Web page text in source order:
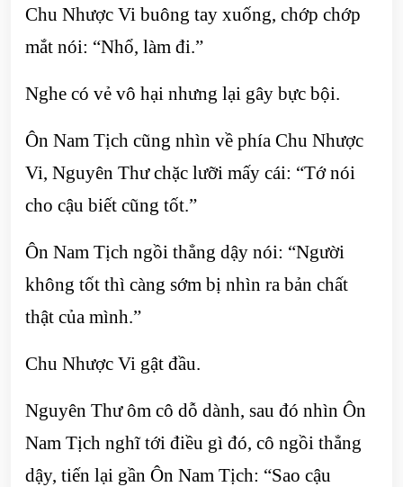
Chu Nhược Vi buông tay xuống, chớp chớp
mắt nói: “Nhổ, làm đi.”
Nghe có vẻ vô hại nhưng lại gây bực bội.
Ôn Nam Tịch cũng nhìn về phía Chu Nhược
Vi, Nguyên Thư chặc lưỡi mấy cái: “Tớ nói
cho cậu biết cũng tốt.”
Ôn Nam Tịch ngồi thẳng dậy nói: “Người
không tốt thì càng sớm bị nhìn ra bản chất
thật của mình.”
Chu Nhược Vi gật đầu.
Nguyên Thư ôm cô dỗ dành, sau đó nhìn Ôn
Nam Tịch nghĩ tới điều gì đó, cô ngồi thẳng
dậy, tiến lại gần Ôn Nam Tịch: “Sao cậu